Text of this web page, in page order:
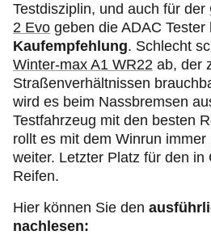
Testdisziplin, und auch für der
2 Evo geben die ADAC Tester
Kaufempfehlung. Schlecht
Winter-max A1 WR22 ab, der
Straßenverhältnissen
wird es beim Nassbremsen
Testfahrzeug mit den besten
rollt es mit dem Winrun
weiter. Letzter Platz für den in
Reifen.
Hier können Sie den
nachlesen: